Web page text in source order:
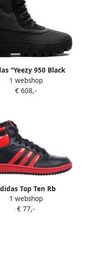
"Yeezy 950 Black
laarzen" Zwart
1 webshop
€ 608,-
Top Ten Rb
Schoenen
1 webshop
€ 77,-